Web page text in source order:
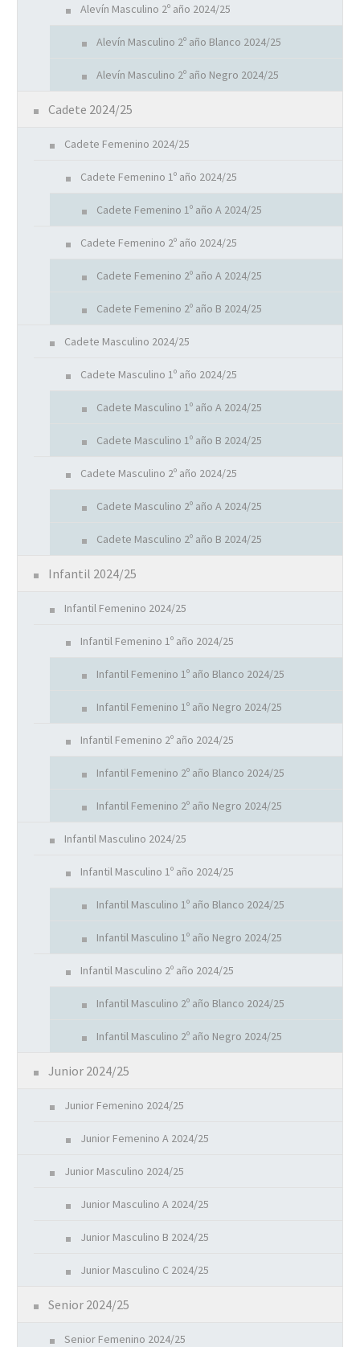
Alevín Masculino 2º año 2024/25
Alevín Masculino 2º año Blanco 2024/25
Alevín Masculino 2º año Negro 2024/25
Cadete 2024/25
Cadete Femenino 2024/25
Cadete Femenino 1º año 2024/25
Cadete Femenino 1º año A 2024/25
Cadete Femenino 2º año 2024/25
Cadete Femenino 2º año A 2024/25
Cadete Femenino 2º año B 2024/25
Cadete Masculino 2024/25
Cadete Masculino 1º año 2024/25
Cadete Masculino 1º año A 2024/25
Cadete Masculino 1º año B 2024/25
Cadete Masculino 2º año 2024/25
Cadete Masculino 2º año A 2024/25
Cadete Masculino 2º año B 2024/25
Infantil 2024/25
Infantil Femenino 2024/25
Infantil Femenino 1º año 2024/25
Infantil Femenino 1º año Blanco 2024/25
Infantil Femenino 1º año Negro 2024/25
Infantil Femenino 2º año 2024/25
Infantil Femenino 2º año Blanco 2024/25
Infantil Femenino 2º año Negro 2024/25
Infantil Masculino 2024/25
Infantil Masculino 1º año 2024/25
Infantil Masculino 1º año Blanco 2024/25
Infantil Masculino 1º año Negro 2024/25
Infantil Masculino 2º año 2024/25
Infantil Masculino 2º año Blanco 2024/25
Infantil Masculino 2º año Negro 2024/25
Junior 2024/25
Junior Femenino 2024/25
Junior Femenino A 2024/25
Junior Masculino 2024/25
Junior Masculino A 2024/25
Junior Masculino B 2024/25
Junior Masculino C 2024/25
Senior 2024/25
Senior Femenino 2024/25